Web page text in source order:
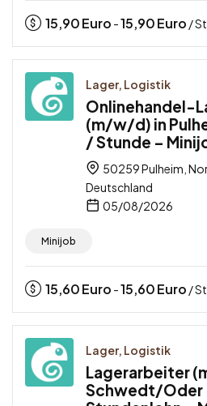
15,90Euro -15,90Euro /
Lager, Logistik
Onlinehandel-
(m/w/d) in
/ Stunde –
50259 Pulheim,
Deutschland
05/08/2026
Minijob
15,60Euro -15,60Euro /
Lager, Logistik
Lagerarbeiter
Schwedt/Oder